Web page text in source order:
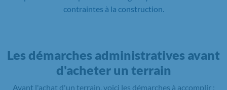
contraintes à la construction.
Les démarches administratives avant
d'acheter un terrain
Avant l'achat d'un terrain, voici les démarches à accomplir :